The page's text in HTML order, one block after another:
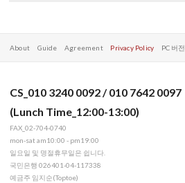
About Guide Agreement Privacy Policy PC 버전
CS_010 3240 0092 / 010 7642 0097
(Lunch Time_12:00-13:00)
FAX_02-704-0740
mon-sat am10:00 - pm19:00
일요일 및 명절휴무일은 쉽니다.
국민은행 026401-04-117338
예금주 임지순(Toptoe)